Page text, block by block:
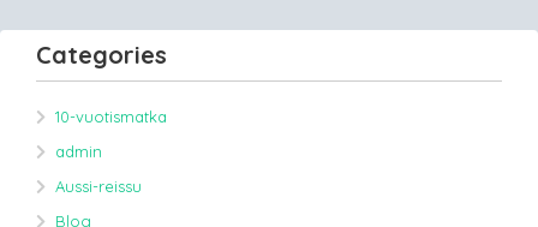
Categories
10-vuotismatka
admin
Aussi-reissu
Blog